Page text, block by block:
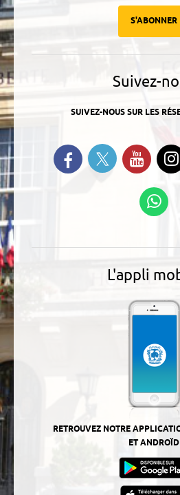
S'ABONNER
Suivez-
SUIVEZ-NOUS SUR LES
Retrouvez-nous
Suivez-
L'appli
RETROUVEZ NOTRE
ET ANDROÏD